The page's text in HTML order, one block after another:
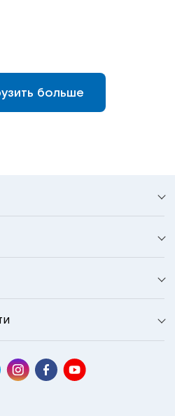
больше